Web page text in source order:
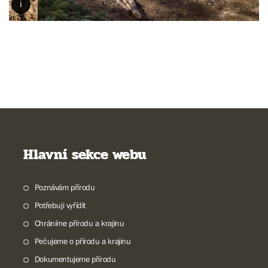
Hlavní sekce webu
Poznávám přírodu
Potřebuji vyřídit
Chráníme přírodu a krajinu
Pečujeme o přírodu a krajinu
Dokumentujeme přírodu